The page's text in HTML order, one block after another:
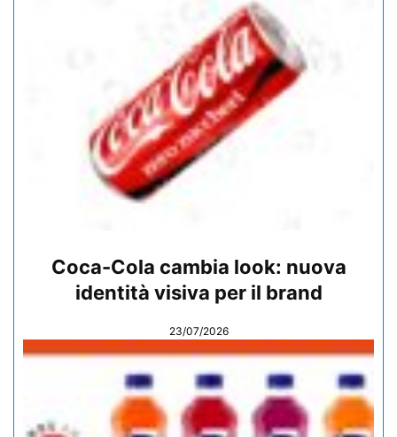
Coca-Cola cambia look: nuova
identità visiva per il brand
23/07/2026